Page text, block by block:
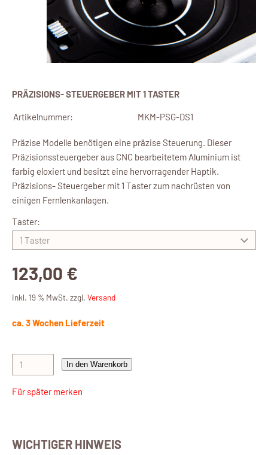
PRÄZISIONS- STEUERGEBER MIT 1 TASTER
Artikelnummer: MKM-PSG-DS1
Präzise Modelle benötigen eine präzise Steuerung. Dieser
Präzisionssteuergeber aus CNC bearbeitetem Aluminium ist
farbig eloxiert und besitzt eine hervorragender Haptik.
Präzisions- Steuergeber mit 1 Taster zum nachrüsten von
einigen Fernlenkanlagen.
Taster:
123,00 €
Inkl. 19 % MwSt. zzgl. Versand
ca. 3 Wochen Lieferzeit
In den Warenkorb
Für später merken
WICHTIGER HINWEIS